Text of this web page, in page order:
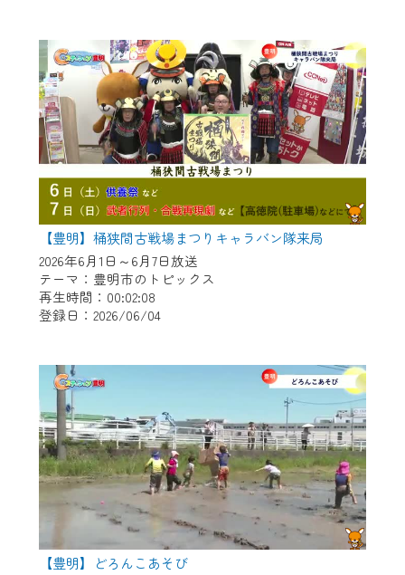
【豊明】桶狭間古戦場まつりキャラバン隊来局
2026年6月1日～6月7日放送
テーマ：豊明市のトピックス
再生時間：00:02:08
登録日：2026/06/04
【豊明】どろんこあそび